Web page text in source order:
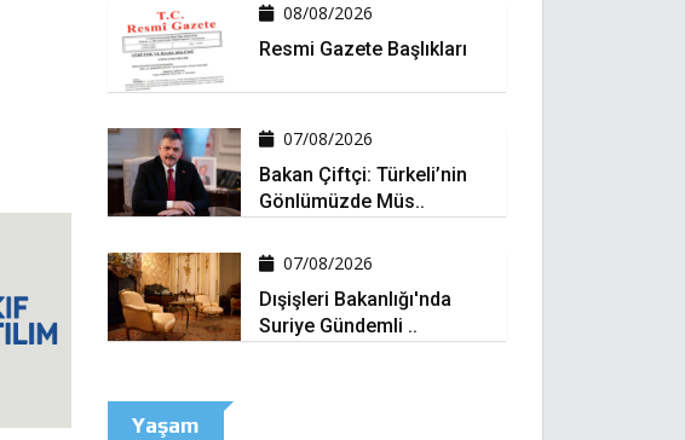
08/08/2026
Resmi Gazete Başlıkları
07/08/2026
Bakan Çiftçi: Türkeli’nin
Gönlümüzde Müs..
07/08/2026
Dışişleri Bakanlığı'nda
Suriye Gündemli ..
Yaşam